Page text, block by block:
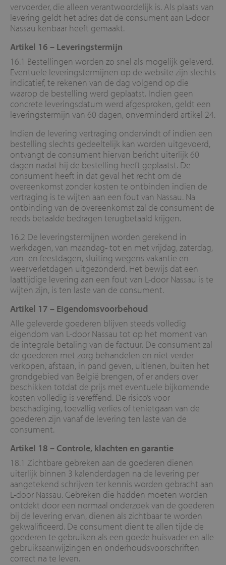
vervoerder, die alleen verantwoordelijk is. Als plaats van
levering geldt het adres dat de consument aan L-door
Nassau kenbaar heeft gemaakt.
Artikel 16 – Leveringstermijn
16.1 Bestellingen worden zo snel als mogelijk geleverd.
Eventuele leveringstermijnen op de website zijn slechts
indicatief, te rekenen van de dag volgend op die
waarop de bestelling werd geplaatst. Indien geen
concrete leveringsdatum werd afgesproken, geldt een
leveringstermijn van 60 dagen, onverminderd artikel 24.
Indien de levering vertraging ondervindt of indien een
bestelling slechts gedeeltelijk kan worden uitgevoerd,
ontvangt de consument hiervan bericht uiterlijk 60
dagen nadat hij de bestelling heeft geplaatst. De
consument heeft in dat geval het recht om de
overeenkomst zonder kosten te ontbinden indien de
vertraging is te wijten aan een fout van Nassau. Na
ontbinding van de overeenkomst zal de consument de
reeds betaalde bedragen terugbetaald krijgen.
16.2 De leveringstermijnen worden gerekend in
werkdagen, van maandag- tot en met vrijdag, zaterdag,
zon- en feestdagen, sluiting wegens vakantie en
weerverletdagen uitgezonderd. Het bewijs dat een
laattijdige levering aan een fout van L-door Nassau is te
wijten zijn, is ten laste van de consument.
Artikel 17 – Eigendomsvoorbehoud
Alle geleverde goederen blijven steeds volledig
eigendom van L-door Nassau tot op het moment van
de integrale betaling van de factuur. De consument zal
de goederen met zorg behandelen en niet verder
verkopen, afstaan, in pand geven, uitlenen, buiten het
grondgebied van België brengen, of er anders over
beschikken totdat de prijs met eventuele bijkomende
kosten volledig is vereffend. De risico’s voor
beschadiging, toevallig verlies of tenietgaan van de
goederen zijn vanaf de levering ten laste van de
consument.
Artikel 18 – Controle, klachten en garantie
18.1 Zichtbare gebreken aan de goederen dienen
uiterlijk binnen 3 kalenderdagen na de levering per
aangetekend schrijven ter kennis worden gebracht aan
L-door Nassau. Gebreken die hadden moeten worden
ontdekt door een normaal onderzoek van de goederen
bij de levering ervan, dienen als zichtbaar te worden
gekwalificeerd. De consument dient te allen tijde de
goederen te gebruiken als een goede huisvader en alle
gebruiksaanwijzingen en onderhoudsvoorschriften
correct na te leven.